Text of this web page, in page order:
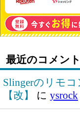
最近のコメント
Slingerのリモ
【改】
に ysrock